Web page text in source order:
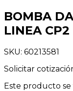
BOMBA
LINEA
SKU: 60213581
Solicitar
Este producto se